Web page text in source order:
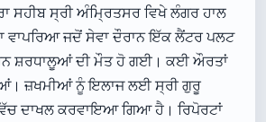
ਸਹੀਬ ਸ੍ਰੀ ਅੰਮ੍ਰਿਤਸਰ ਵਿਖੇ ਲੰਗਰ ਹਾਲ
ਵਾਪਰਿਆ ਜਦੋਂ ਸੇਵਾ ਦੌਰਾਨ ਇੱਕ ਲੈਂਟਰ ਪਲਟ
ਸ਼ਰਧਾਲੂਆਂ ਦੀ ਮੌਤ ਹੋ ਗਈ। ਕਈ ਔਰਤਾਂ
ਜ਼ਖਮੀਆਂ ਨੂੰ ਇਲਾਜ ਲਈ ਸ੍ਰੀ ਗੁਰੂ
ਦਾਖਲ ਕਰਵਾਇਆ ਗਿਆ ਹੈ। ਰਿਪੋਰਟਾਂ